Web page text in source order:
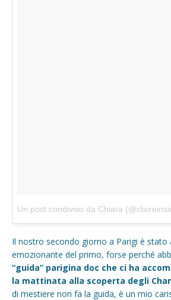
Un post condiviso da Chiara
Il nostro secondo giorno a Parigi è stato
emozionante del primo, forse perché
“guida” parigina doc che ci ha
la mattinata alla scoperta degli
di mestiere non fa la guida, è un mio